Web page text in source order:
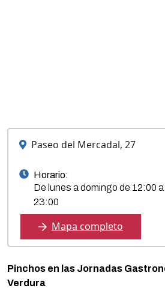
Paseo del Mercadal, 27
Horario:
De lunes a domingo de 12:00
23:00
Mapa completo
Pinchos en las Jornadas
Verdura